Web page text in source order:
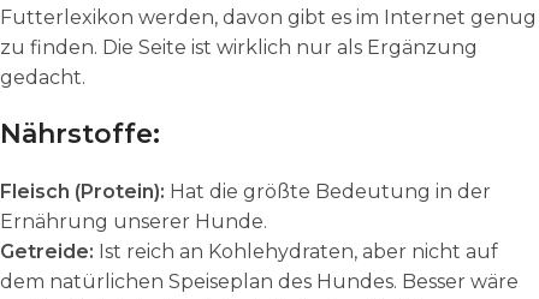
Futterlexikon werden, davon gibt es im Internet genug
zu finden. Die Seite ist wirklich nur als Ergänzung
gedacht.
Nährstoffe:
Fleisch (Protein): Hat die größte Bedeutung in der
Ernährung unserer Hunde.
Getreide: Ist reich an Kohlehydraten, aber nicht auf
dem natürlichen Speiseplan des Hundes. Besser wäre